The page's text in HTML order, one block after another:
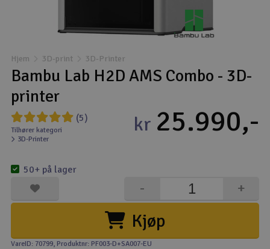
Droner til FPV
Fly
Helikopter
Kameraudstyr
Modelbygg og byggesæt
Modeljernbane
Motor & tilbehør
Hjem 3D-print 3D-Printer
Bambu Lab H2D AMS Combo - 3D-
printer
(5)
Tilhører kategori
3D-Printer
kr 25.990,-
Kjøp
+
-
50+ på lager
VareID: 70799, Produktnr: PF003-D+SA007-EU